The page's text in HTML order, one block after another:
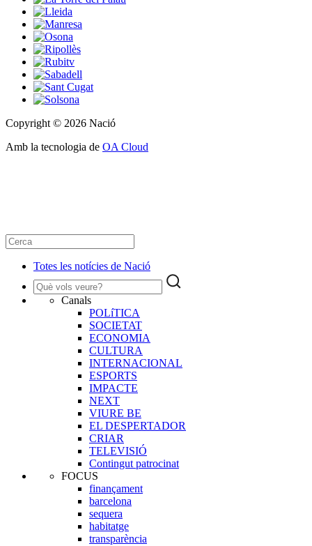
Copyright © 2026 Nació
Amb la tecnologia de OA Cloud
Totes les notícies de Nació
Canals
POLíTICA
SOCIETAT
ECONOMIA
CULTURA
INTERNACIONAL
ESPORTS
IMPACTE
NEXT
VIURE BE
EL DESPERTADOR
CRIAR
TELEVISIÓ
Contingut patrocinat
FOCUS
finançament
barcelona
sequera
habitatge
transparència